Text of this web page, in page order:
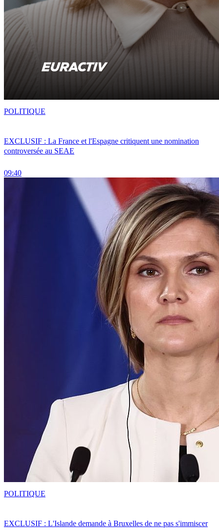
EXCLUSIF : La France et l'Espagne critiquent une nomination
controversée au SEAE
09:40
POLITIQUE
EXCLUSIF : L'Islande demande à Bruxelles de ne pas s'immiscer
POLITIQUE